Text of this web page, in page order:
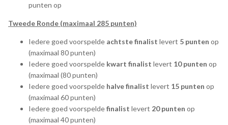
punten op
Tweede Ronde (maximaal 285 punten)
Iedere goed voorspelde achtste finalist levert 5 punten op
(maximaal 80 punten)
Iedere goed voorspelde kwart finalist levert 10 punten op
(maximaal (80 punten)
Iedere goed voorspelde halve finalist levert 15 punten op
(maximaal 60 punten)
Iedere goed voorspeldefinalist levert 20 punten op
(maximaal 40 punten)